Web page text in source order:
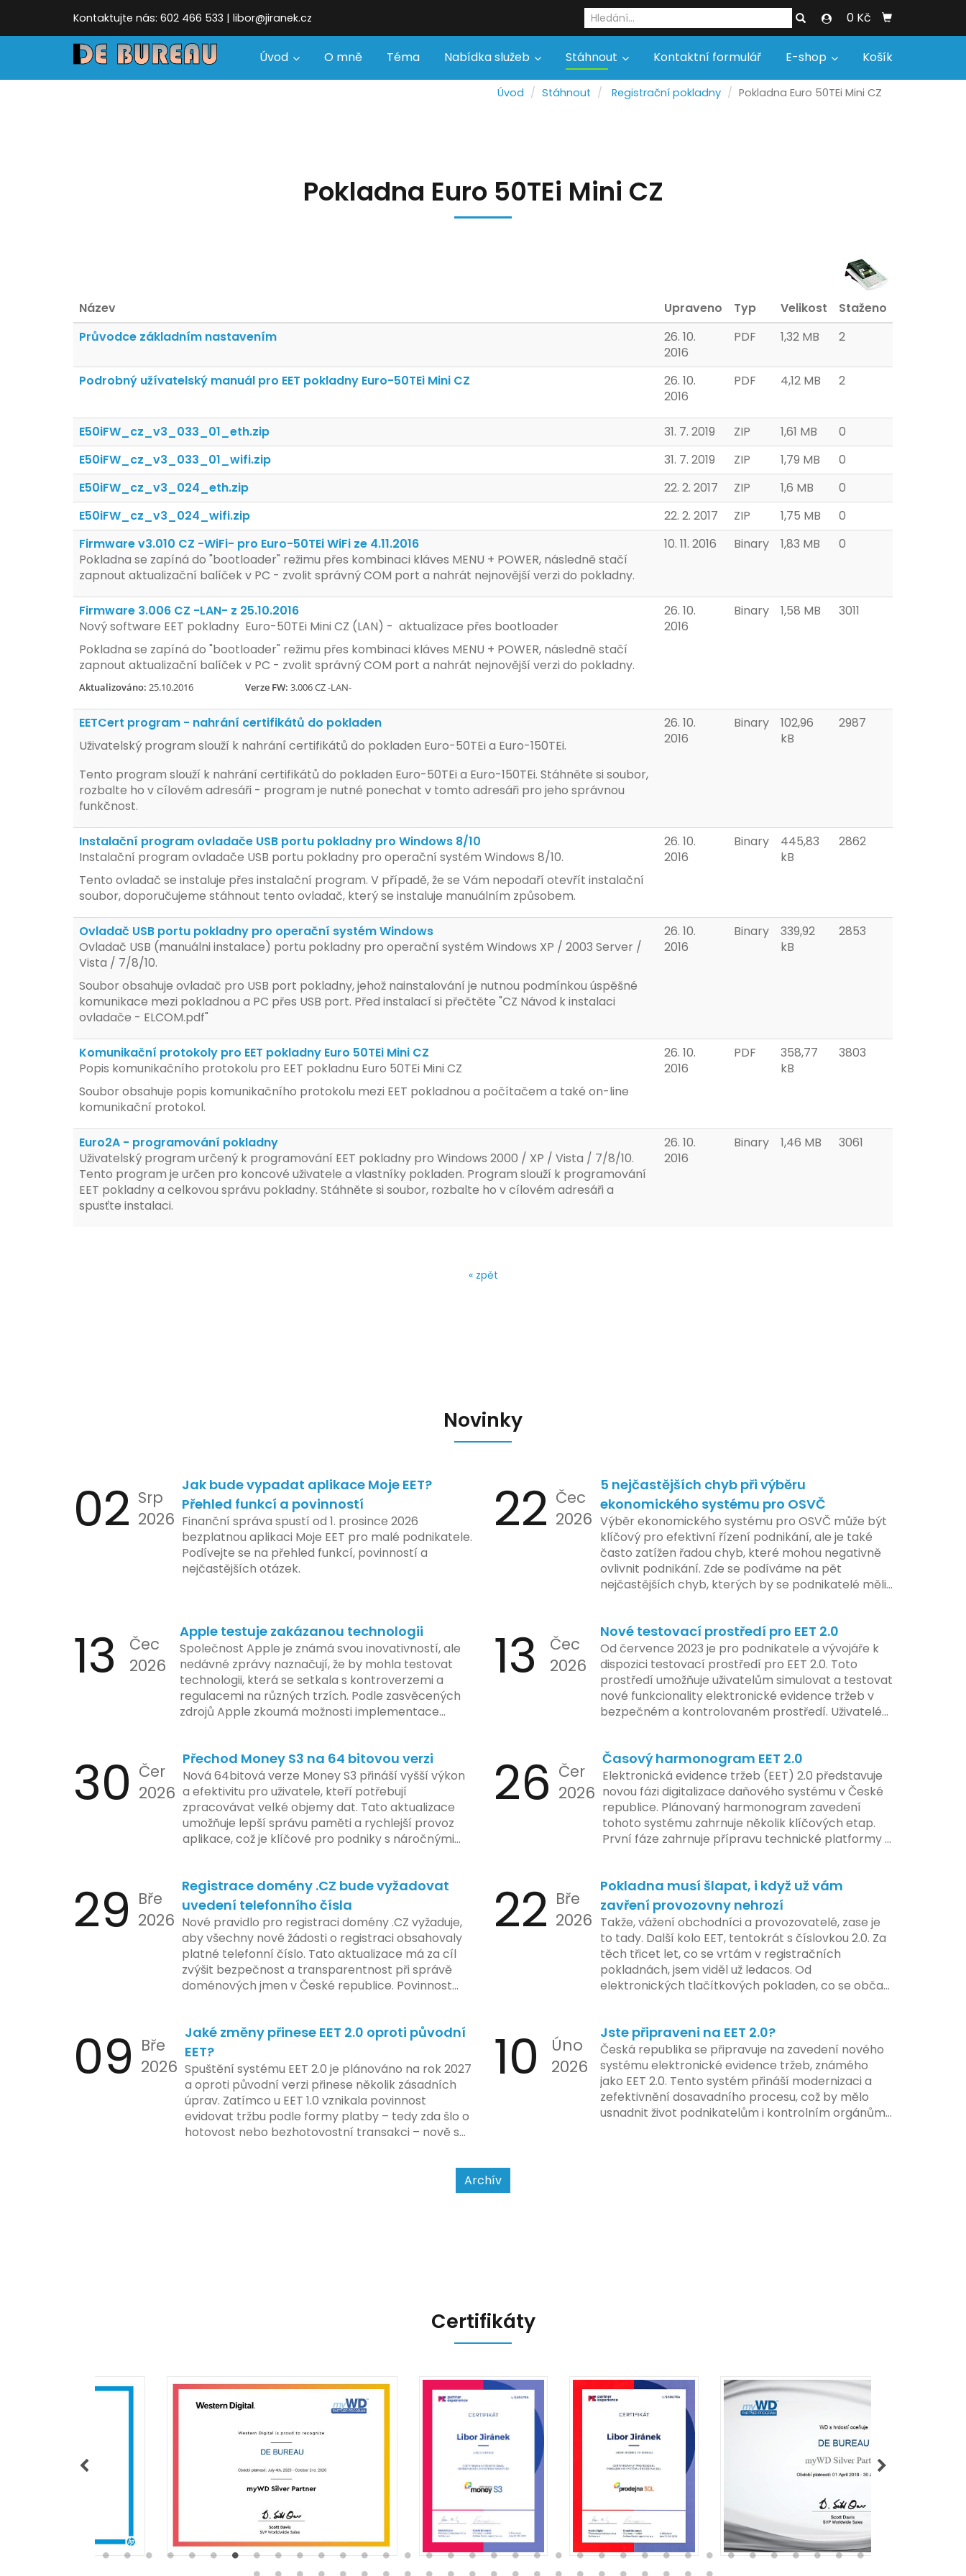
Kontaktujte nás: 602 466 533 | libor@jiranek.cz 0 Kč
Úvod O mně Téma Nabídka služeb Stáhnout Kontaktní formulář E-shop Košík
Úvod Stáhnout Registrační pokladny Pokladna Euro 50TEi Mini CZ
Pokladna Euro 50TEi Mini CZ
Název Upraveno Typ Velikost
Staženo
Průvodce základním nastavením
26. 10.
2016
PDF 1,32 MB 2
Podrobný užívatelský manuál pro EET pokladny Euro-50TEi Mini CZ
26. 10.
2016
PDF 4,12 MB 2
E50iFW_cz_v3_033_01_eth.zip 31. 7. 2019 ZIP 1,61 MB
0
E50iFW_cz_v3_033_01_wifi.zip
31. 7. 2019 ZIP 1,79 MB
0
E50iFW_cz_v3_024_eth.zip
22. 2. 2017 ZIP 1,6 MB
0
E50iFW_cz_v3_024_wifi.zip
22. 2. 2017 ZIP 1,75 MB
0
Firmware v3.010 CZ -WiFi- pro Euro-50TEi WiFi ze 4.11.2016
Pokladna se zapíná do "bootloader" režimu přes kombinaci kláves MENU + POWER, následně stačí
zapnout aktualizační balíček v PC - zvolit správný COM port a nahrát nejnovější verzi do pokladny.
10. 11. 2016 Binary 1,83 MB 0
Firmware 3.006 CZ -LAN- z 25.10.2016
Nový software EET pokladny Euro-50TEi Mini CZ (LAN) - aktualizace přes bootloader
Pokladna se zapíná do "bootloader" režimu přes kombinaci kláves MENU + POWER, následně stačí
zapnout aktualizační balíček v PC - zvolit správný COM port a nahrát nejnovější verzi do pokladny.
Aktualizováno: 25.10.2016 Verze FW: 3.006 CZ -LAN-
26. 10.
2016
Binary 1,58 MB 3011
EETCert program - nahrání certifikátů do pokladen
Uživatelský program slouží k nahrání certifikátů do pokladen Euro-50TEi a Euro-150TEi.
Tento program slouží k nahrání certifikátů do pokladen Euro-50TEi a Euro-150TEi. Stáhněte si soubor,
rozbalte ho v cílovém adresáři - program je nutné ponechat v tomto adresáři pro jeho správnou
funkčnost.
26. 10.
2016
Binary
102,96
kB
2987
Instalační program ovladače USB portu pokladny pro Windows 8/10
Instalační program ovladače USB portu pokladny pro operační systém Windows 8/10.
Tento ovladač se instaluje přes instalační program. V případě, že se Vám nepodaří otevřít instalační
soubor, doporučujeme stáhnout tento ovladač, který se instaluje manuálním způsobem.
26. 10.
2016
Binary
445,83
kB
2862
Ovladač USB portu pokladny pro operační systém Windows
Ovladač USB (manuálni instalace) portu pokladny pro operační systém Windows XP / 2003 Server /
Vista / 7/8/10.
Soubor obsahuje ovladač pro USB port pokladny, jehož nainstalování je nutnou podmínkou úspěšné
komunikace mezi pokladnou a PC přes USB port. Před instalací si přečtěte "CZ Návod k instalaci
ovladače - ELCOM.pdf"
26. 10.
2016
Binary
339,92
kB
2853
Komunikační protokoly pro EET pokladny Euro 50TEi Mini CZ
Popis komunikačního protokolu pro EET pokladnu Euro 50TEi Mini CZ
Soubor obsahuje popis komunikačního protokolu mezi EET pokladnou a počítačem a také on-line
komunikační protokol.
26. 10.
2016
PDF
358,77
kB
3803
Euro2A - programování pokladny
Uživatelský program určený k programování EET pokladny pro Windows 2000 / XP / Vista / 7/8/10.
Tento program je určen pro koncové uživatele a vlastníky pokladen. Program slouží k programování
EET pokladny a celkovou správu pokladny. Stáhněte si soubor, rozbalte ho v cílovém adresáři a
spusťte instalaci.
26. 10.
2016
Binary 1,46 MB 3061
« zpět
Novinky
02 Srp
2026
Jak bude vypadat aplikace Moje EET?
Přehled funkcí a povinností
Finanční správa spustí od 1. prosince 2026
bezplatnou aplikaci Moje EET pro malé podnikatele.
Podívejte se na přehled funkcí, povinností a
nejčastějších otázek.
22 Čec
2026
5 nejčastějších chyb při výběru
ekonomického systému pro OSVČ
Výběr ekonomického systému pro OSVČ může být
klíčový pro efektivní řízení podnikání, ale je také
často zatížen řadou chyb, které mohou negativně
ovlivnit podnikání. Zde se podíváme na pět
nejčastějších chyb, kterých by se podnikatelé měli
13
Čec
2026
Apple testuje zakázanou technologii
Společnost Apple je známá svou inovativností, ale
nedávné zprávy naznačují, že by mohla testovat
technologii, která se setkala s kontroverzemi a
regulacemi na různých trzích. Podle zasvěcených
zdrojů Apple zkoumá možnosti implementace
se zaměřuje na pokročilé sledování uživatelských
aktivit, což vyvolalo obavy ohledně soukromí a
ochrany dat uživatelů. Zatímco Apple tvrdí, že
veškeré jejich inovace kladou důraz na bezpečnost
a ochranu spotřebitelů, regulační orgány různých
zemí jsou na pozoru a sledují vývoj celého případu
časové ose zavedení této technologie.
13
Čec
2026
Nové testovací prostředí pro EET 2.0
Od července 2023 je pro podnikatele a vývojáře k
dispozici testovací prostředí pro EET 2.0. Toto
prostředí umožňuje uživatelům simulovat a testovat
nové funkcionality elektronické evidence tržeb v
bezpečném a kontrolovaném prostředí. Uživatelé
zavedení nového systému.
30 Čer
2026
Přechod Money S3 na 64 bitovou verzi
Nová 64bitová verze Money S3 přináší vyšší výkon
a efektivitu pro uživatele, kteří potřebují
zpracovávat velké objemy dat. Tato aktualizace
umožňuje lepší správu paměti a rychlejší provoz
aplikace, což je klíčové pro podniky s náročnými
26 Čer
2026
Časový harmonogram EET 2.0
Elektronická evidence tržeb (EET) 2.0 představuje
novou fázi digitalizace daňového systému v České
republice. Plánovaný harmonogram zavedení
tohoto systému zahrnuje několik klíčových etap.
První fáze zahrnuje přípravu technické platformy a
umožní adaptaci systémů a rozšíření podpory pro
podnikatele, přičemž všechny potřebné
technologie by měly být dostupné k testování v
rámci pilotního programu. Druhá fáze, plánovaná
na první pololetí následujícího roku, je zaměřena
na školení a edukaci uživatelů, včetně přípravy
materiálů a školení pro zaměstnavatele a účetní
firmy. V této fázi dojde také k oficiálnímu spuštění
konečná fáze plánovaná na druhé pololetí roku
2024 zahrnuje kompletní integraci systému EET 2.0
do praxe, s povinností prodejců zapojit se do
nového systému, včetně zvýšeného dohledu nad
dodržováním pravidel.
29 Bře
2026
Registrace domény .CZ bude vyžadovat
uvedení telefonního čísla
Nové pravidlo pro registraci domény .CZ vyžaduje,
aby všechny nové žádosti o registraci obsahovaly
platné telefonní číslo. Tato aktualizace má za cíl
zvýšit bezpečnost a transparentnost při správě
doménových jmen v České republice. Povinnost
stávající majitele domén při aktualizaci jejich údajů.
22 Bře
2026
Pokladna musí šlapat, i když už vám
zavření provozovny nehrozí
Takže, vážení obchodníci a provozovatelé, zase je
to tady. Další kolo EET, tentokrát s číslovkou 2.0. Za
těch třicet let, co se vrtám v registračních
pokladnách, jsem viděl už ledacos. Od
elektronických tlačítkových pokladen, co se občas
legislativa se mění, ale základní pravidlo zůstává –
pokladna musí šlapat jako hodinky. Jinak jsou
problémy.
09 Bře
2026
Jaké změny přinese EET 2.0 oproti původní
EET?
Spuštění systému EET 2.0 je plánováno na rok 2027
a oproti původní verzi přinese několik zásadních
úprav. Zatímco u EET 1.0 vznikala povinnost
evidovat tržbu podle formy platby – tedy zda šlo o
hotovost nebo bezhotovostní transakci – nově se
10
Úno
2026
Jste připraveni na EET 2.0?
Česká republika se připravuje na zavedení nového
systému elektronické evidence tržeb, známého
jako EET 2.0. Tento systém přináší modernizaci a
zefektivnění dosavadního procesu, což by mělo
usnadnit život podnikatelům i kontrolním orgánům.
Archív
Certifikáty